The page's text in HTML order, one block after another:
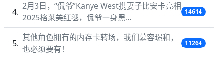
2月3日，“侃爷”Kanye West携妻子比安卡亮相
2025格莱美红毯，侃爷一身黑…
14614
其他角色拥有的内存卡转场，我们慕容璟和，
也必须要有！
11264